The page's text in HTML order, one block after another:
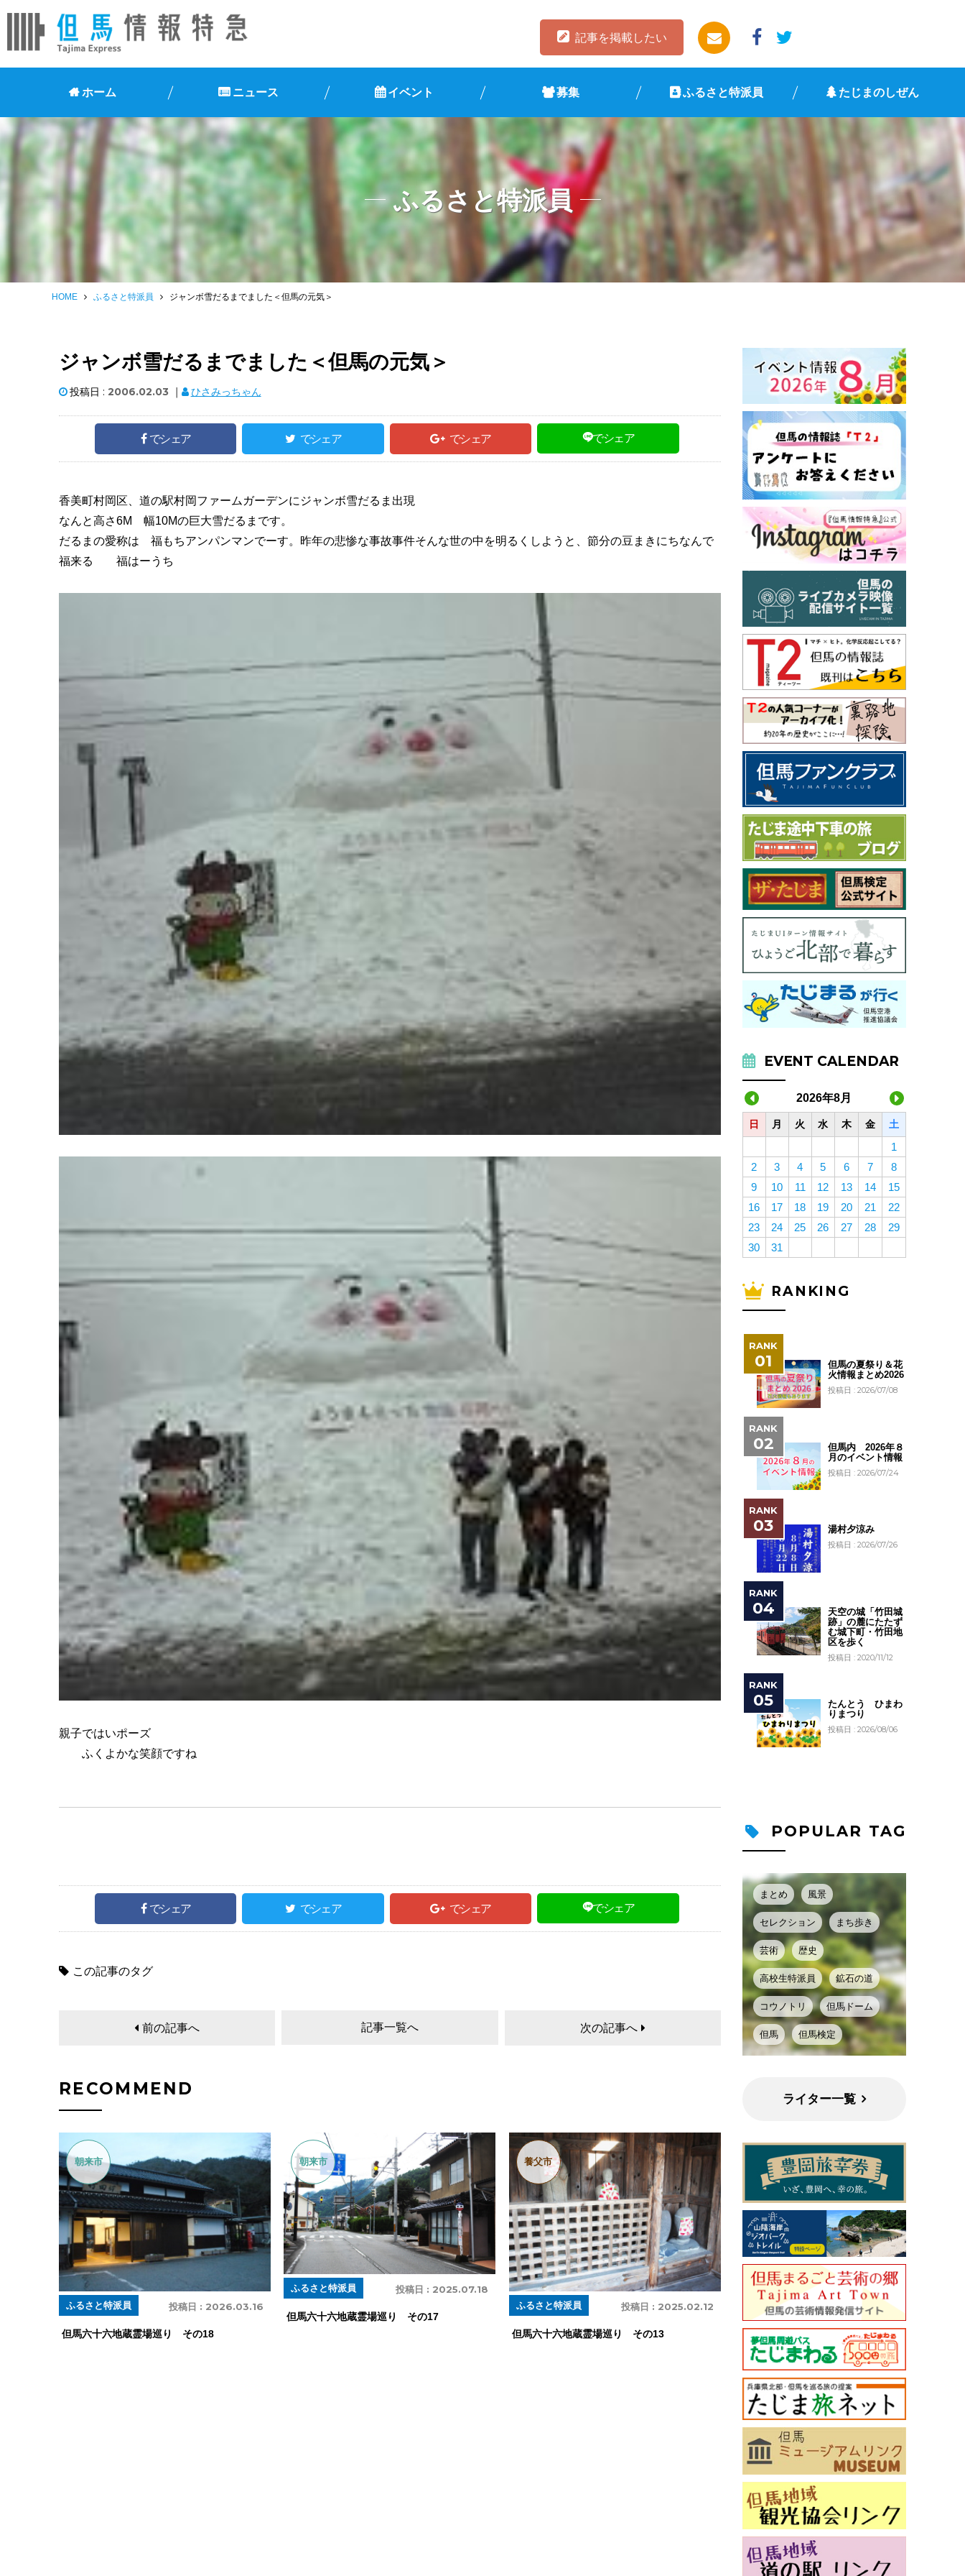
記事を掲載したい
ホーム ニュース イベント 募集 ふるさと特派員 たじまのしぜん
ふるさと特派員
HOME ふるさと特派員 ジャンボ雪だるまでました＜但馬の元気＞
ジャンボ雪だるまでました＜但馬の元気＞
投稿日 : 2006.02.03 ｜ ひさみっちゃん
でシェア でシェア でシェア でシェア
香美町村岡区、道の駅村岡ファームガーデンにジャンボ雪だるま出現
なんと高さ6M 幅10Mの巨大雪だるまです。
だるまの愛称は 福もちアンパンマンでーす。昨年の悲惨な事故事件そんな世の中を明るくしようと、節分の豆まきにちなんで
福来る 福はーうち
親子ではいポーズ
ふくよかな笑顔ですね
でシェア でシェア でシェア でシェア
この記事のタグ
前の記事へ 記事一覧へ 次の記事へ
RECOMMEND
朝来市
投稿日 : 2026.03.16
ふるさと特派員
但馬六十六地蔵霊場巡り その18
朝来市
投稿日 : 2025.07.18
ふるさと特派員
但馬六十六地蔵霊場巡り その17
養父市
投稿日 : 2025.02.12
ふるさと特派員
但馬六十六地蔵霊場巡り その13
EVENT CALENDAR
2026年8月
日 月 火 水 木 金 土
1
2
3 4 5 6 7
8
9
10 11 12 13 14
15
16
17 18 19 20 21
22
23
24 25 26 27 28
29
30
31
RANKING
但馬の夏祭り＆花
火情報まとめ2026
投稿日 : 2026/07/08
但馬内 2026年８
月のイベント情報
投稿日 : 2026/07/24
湯村夕涼み
投稿日 : 2026/07/26
天空の城「竹田城
跡」の麓にたたず
む城下町・竹田地
区を歩く
投稿日 : 2020/11/12
たんとう ひまわ
りまつり
投稿日 : 2026/08/06
POPULAR TAG
まとめ 風景
セレクション まち歩き
芸術 歴史
高校生特派員 鉱石の道
コウノトリ 但馬ドーム
但馬 但馬検定
ライター一覧